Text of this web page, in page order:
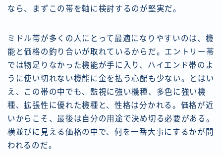
なら、まずこの帯を軸に検討するのが堅実だ。
ミドル帯が多くの人にとって最適になりやすいのは、機
能と価格の釣り合いが取れているからだ。エントリー帯
では物足りなかった機能が手に入り、ハイエンド帯のよ
うに使い切れない機能に金を払う心配も少ない。とはい
え、この帯の中でも、監視に強い機種、多色に強い機
種、拡張性に優れた機種と、性格は分かれる。価格が近
いからこそ、最後は自分の用途で決め切る必要がある。
横並びに見える価格の中で、何を一番大事にするかが問
われるのだ。